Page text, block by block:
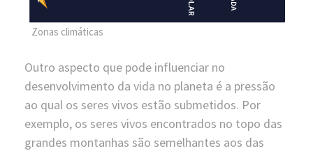
Zonas climáticas
Outro aspecto que pode influenciar no
desenvolvimento da vida no planeta é a pressão
ao qual os seres vivos estão submetidos. Por
exemplo, os seres vivos encontrados no topo das
grandes montanhas são semelhantes aos das